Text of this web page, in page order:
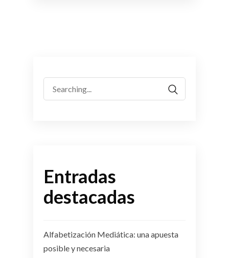
for:
Entradas
destacadas
Alfabetización Mediática: una apuesta
posible y necesaria